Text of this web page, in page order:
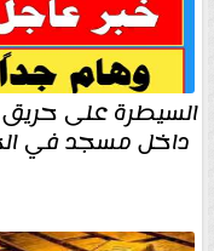
السيطرة على
داخل مسجد في